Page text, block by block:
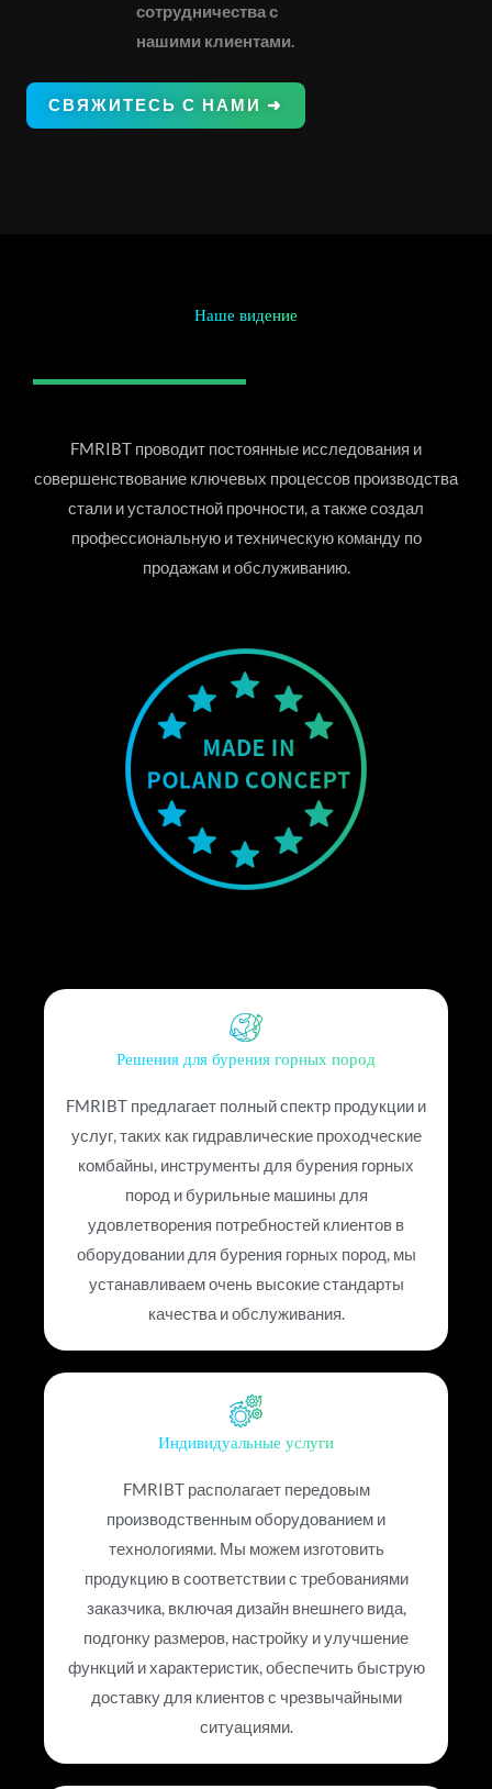
сотрудничества с
нашими клиентами.
СВЯЖИТЕСЬ С НАМИ ➜
Наше видение
FMRIBT проводит постоянные исследования и
совершенствование ключевых процессов производства
стали и усталостной прочности, а также создал
профессиональную и техническую команду по
продажам и обслуживанию.
Решения для бурения горных пород
FMRIBT предлагает полный спектр продукции и
услуг, таких как гидравлические проходческие
комбайны, инструменты для бурения горных
пород и бурильные машины для
удовлетворения потребностей клиентов в
оборудовании для бурения горных пород, мы
устанавливаем очень высокие стандарты
качества и обслуживания.
Индивидуальные услуги
FMRIBT располагает передовым
производственным оборудованием и
технологиями. Мы можем изготовить
продукцию в соответствии с требованиями
заказчика, включая дизайн внешнего вида,
подгонку размеров, настройку и улучшение
функций и характеристик, обеспечить быструю
доставку для клиентов с чрезвычайными
ситуациями.